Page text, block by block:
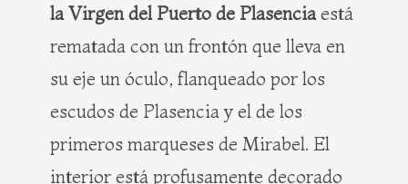
la Virgen del Puerto de Plasenciaestá
rematada con un frontón que lleva en
su eje un óculo, flanqueado por los
escudos de Plasencia y el de los
primeros marqueses de Mirabel. El
interior está profusamente decorado